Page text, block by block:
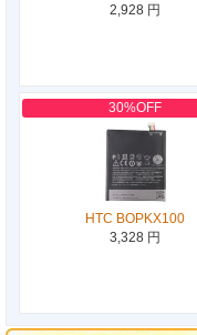
2,928 円
30%OFF
HTC BOPKX100
3,328 円